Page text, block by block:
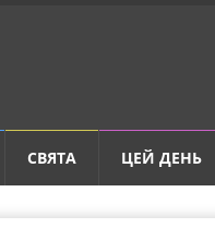
СВЯТА ЦЕЙ ДЕНЬ